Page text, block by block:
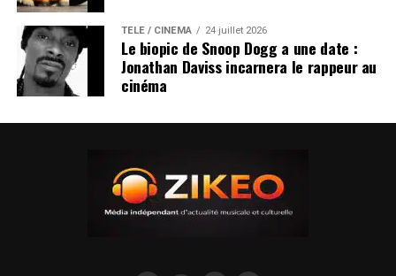
TÉLÉ / CINÉMA 24 juillet 2026
Le biopic de Snoop Dogg a une date :
Jonathan Daviss incarnera le rappeur au
cinéma